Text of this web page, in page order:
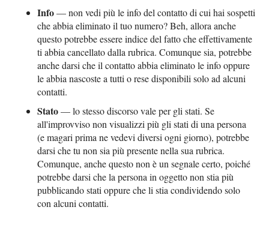
Info— non vedi più le info del contatto di cui hai sospetti
che abbia eliminato il tuo numero? Beh, allora anche
questo potrebbe essere indice del fatto che effettivamente
ti abbia cancellato dalla rubrica. Comunque sia, potrebbe
anche darsi che il contatto abbia eliminato le info oppure
le abbia nascoste a tutti o rese disponibili solo ad alcuni
contatti.
Stato— lo stesso discorso vale per gli stati. Se
all'improvviso non visualizzi più gli stati di una persona
(e magari prima ne vedevi diversi ogni giorno), potrebbe
darsi che tu non sia più presente nella sua rubrica.
Comunque, anche questo non è un segnale certo, poiché
potrebbe darsi che la persona in oggetto non stia più
pubblicando stati oppure che li stia condividendo solo
con alcuni contatti.